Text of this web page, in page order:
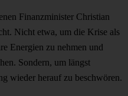
Finanzminister Christian
Nicht etwa, um die Krise als
Energien zu nehmen und
Sondern, um längst
wieder herauf zu beschwören.